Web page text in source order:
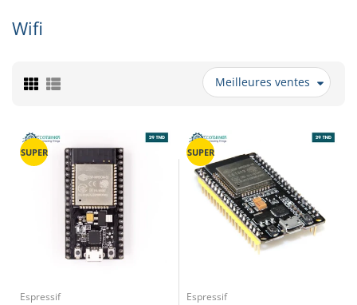
Wifi
Meilleures ventes
SUPER
Espressif
SUPER
Espressif